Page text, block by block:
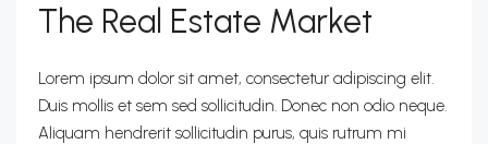
The Real Estate Market
Lorem ipsum dolor sit amet, consectetur adipiscing elit.
Duis mollis et sem sed sollicitudin. Donec non odio neque.
Aliquam hendrerit sollicitudin purus, quis rutrum mi